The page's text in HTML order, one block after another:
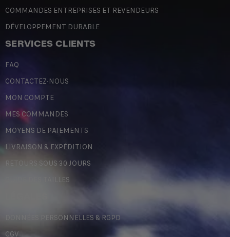
COMMANDES ENTREPRISES ET REVENDEURS
DÉVELOPPEMENT DURABLE
SERVICES CLIENTS
FAQ
CONTACTEZ-NOUS
MON COMPTE
MES COMMANDES
MOYENS DE PAIEMENTS
LIVRAISON & EXPÉDITION
RETOURS SOUS 30 JOURS
GUIDE DES TAILLES
DONNÉES PERSONNELLES & RGPD
CGV